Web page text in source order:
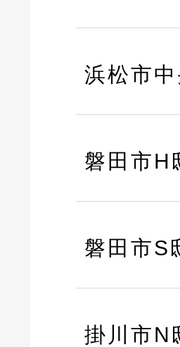
浜松市
磐田市H
磐田市S
掛川市N